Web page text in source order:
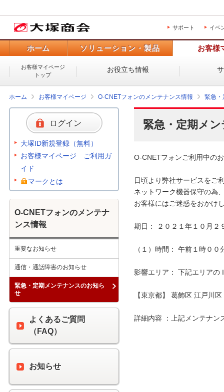
サポート イベ
ホーム ソリューション・製品 お客様
お客様マイページ
トップ
お役立ち情報
ホーム お客様マイページ O-CNETフォンのメンテナンス情報 緊急・
緊急・定期メ
O-CNETフォンご利用中の
日頃より弊社サービスをご
ネットワーク機器保守の為
お客様にはご迷惑をおかけ
期日： ２０２１年１０月２
（１）時間： 午前１時０
影響エリア： 下記エリアの
【東京都】 葛飾区 江戸川区
詳細内容 ：上記メンテナン
ログイン
大塚ID新規登録（無料）
お客様マイページ ご利用ガ
イド
マークとは
O-CNETフォンのメンテナ
ンス情報
重要なお知らせ
通信・通話障害のお知らせ
緊急・定期メンテナンスのお知ら
せ
よくあるご質問
（FAQ）
お知らせ